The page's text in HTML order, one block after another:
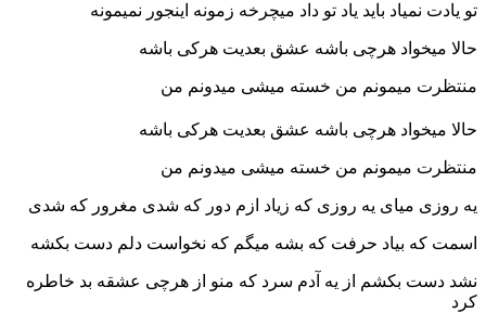
تو یادت نمیاد باید یاد تو داد میچرخه زمونه اینجور نمیمونه
حالا میخواد هرچی باشه عشق بعدیت هرکی باشه
منتظرت میمونم من خسته میشی میدونم من
حالا میخواد هرچی باشه عشق بعدیت هرکی باشه
منتظرت میمونم من خسته میشی میدونم من
یه روزی میای یه روزی که زیاد ازم دور که شدی مغرور که شدی
اسمت که بیاد حرفت که بشه میگم که نخواست دلم دست بکشه
نشد دست بکشم از یه آدم سرد که منو از هرچی عشقه بد خاطره
کرد